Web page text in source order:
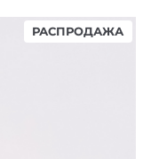
РАСПРОДАЖА
ON